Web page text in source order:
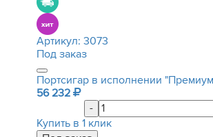
Артикул: 3073
Под заказ
Портсигар в исполнении
56 232
-
Купить в 1 клик